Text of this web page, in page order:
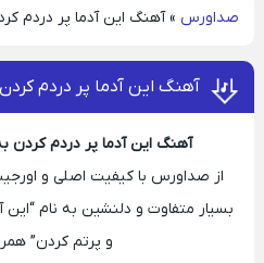
صداورس »آهنگ اﻳﻦ آدﻣﺎ ﭘﺮ دردم
آهنگ اﻳﻦ آدﻣﺎ ﭘﺮ دردم
آهنگ اﻳﻦ آدﻣﺎ ﭘﺮ دردم ﻛﺮدن
از صداورس با کیفیت اصلی و
بسیار متفاوت و دلنشین به نام
و ﭘﺮﺗﻢ ﻛﺮدن”